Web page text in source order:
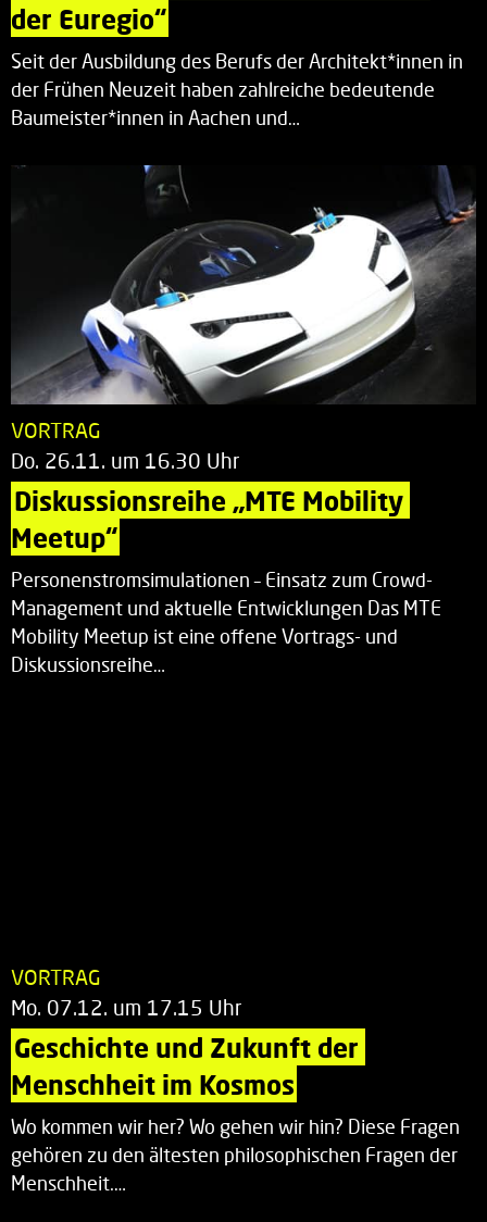
der Euregio“
Seit der Ausbildung des Berufs der Architekt*innen in
der Frühen Neuzeit haben zahlreiche bedeutende
Baumeister*innen in Aachen und…
VORTRAG
Do. 26.11. um 16.30 Uhr
Diskussionsreihe „MTE Mobility
Meetup“
Personenstromsimulationen – Einsatz zum Crowd-
Management und aktuelle Entwicklungen Das MTE
Mobility Meetup ist eine offene Vortrags- und
Diskussionsreihe…
VORTRAG
Mo. 07.12. um 17.15 Uhr
Geschichte und Zukunft der
Menschheit im Kosmos
Wo kommen wir her? Wo gehen wir hin? Diese Fragen
gehören zu den ältesten philosophischen Fragen der
Menschheit.…